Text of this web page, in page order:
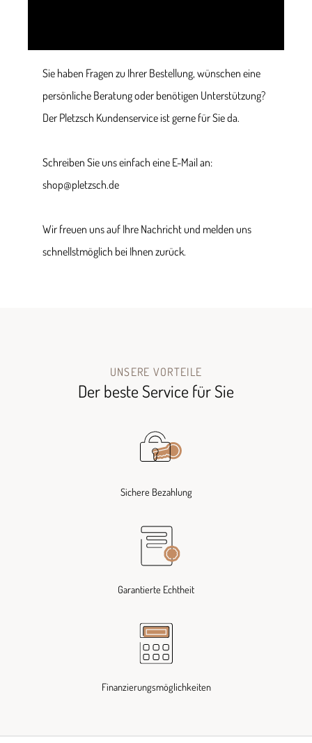
Sie haben Fragen zu Ihrer Bestellung, wünschen eine
persönliche Beratung oder benötigen Unterstützung?
Der Pletzsch Kundenservice ist gerne für Sie da.
Schreiben Sie uns einfach eine E-Mail an:
shop@pletzsch.de
Wir freuen uns auf Ihre Nachricht und melden uns
schnellstmöglich bei Ihnen zurück.
UNSERE VORTEILE
Der beste Service für Sie
Sichere Bezahlung
Garantierte Echtheit
Finanzierungsmöglichkeiten